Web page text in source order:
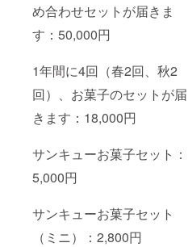
め合わせセットが届きま
す：50,000円
1年間に4回（春2回、秋2
回）、お菓子のセットが届
きます：18,000円
サンキューお菓子セット：
5,000円
サンキューお菓子セット
（ミニ）：2,800円